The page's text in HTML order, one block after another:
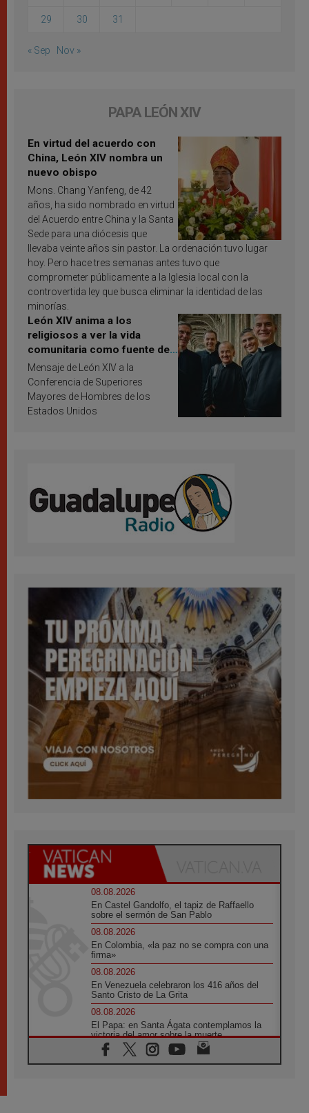
29 30 31
« Sep Nov »
PAPA LEÓN XIV
En virtud del acuerdo con
China, León XIV nombra un
nuevo obispo
Mons. Chang Yanfeng, de 42
años, ha sido nombrado en virtud
del Acuerdo entre China y la Santa
Sede para una diócesis que
llevaba veinte años sin pastor. La ordenación tuvo lugar
hoy. Pero hace tres semanas antes tuvo que
comprometer públicamente a la Iglesia local con la
controvertida ley que busca eliminar la identidad de las
minorías.
León XIV anima a los
religiosos a ver la vida
comunitaria como fuente de
inspiración y santificación
Mensaje de León XIV a la
Conferencia de Superiores
Mayores de Hombres de los
Estados Unidos
08.08.2026
En Castel Gandolfo, el tapiz de Raffaello
sobre el sermón de San Pablo
08.08.2026
En Colombia, «la paz no se compra con una
firma»
08.08.2026
En Venezuela celebraron los 416 años del
Santo Cristo de La Grita
08.08.2026
El Papa: en Santa Ágata contemplamos la
victoria del amor sobre la muerte
08.08.2026
León XIV visitará el Santuario de la Madre